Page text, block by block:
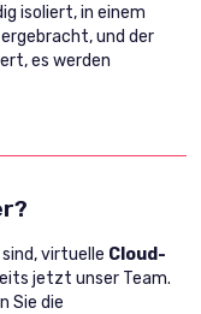
isoliert, in einem
und der
es werden
virtuelle Cloud-
jetzt unser Team.
Sie die